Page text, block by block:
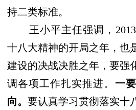
持二类标准。
王小平主任强调， 2013
十八大精神的开局之年，也
建设的决战决胜之年， 要强
调各项工作扎实推进。 一
向。 要认真学习贯彻落实十